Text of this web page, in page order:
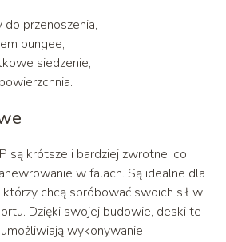
przenoszenia,
bungee,
siedzenie,
są krótsze i bardziej zwrotne, co
w falach. Są idealne dla
chcą spróbować swoich sił w
Dzięki swojej budowie, deski te
wykonywanie